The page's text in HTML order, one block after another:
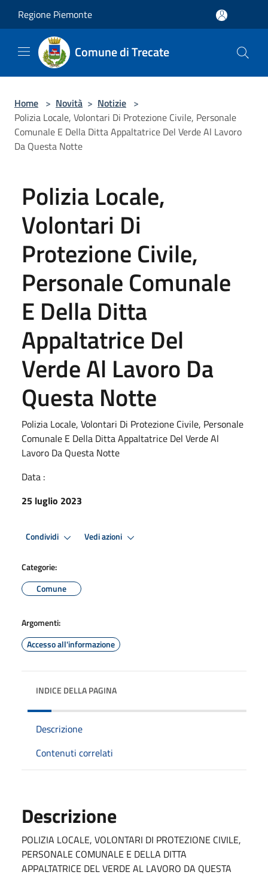
Regione Piemonte
Comune di Trecate
Home > Novità > Notizie >
Polizia Locale, Volontari Di Protezione Civile, Personale
Comunale E Della Ditta Appaltatrice Del Verde Al Lavoro
Da Questa Notte
Polizia Locale,
Volontari Di
Protezione Civile,
Personale Comunale
E Della Ditta
Appaltatrice Del
Verde Al Lavoro Da
Questa Notte
Polizia Locale, Volontari Di Protezione Civile, Personale
Comunale E Della Ditta Appaltatrice Del Verde Al
Lavoro Da Questa Notte
Data :
25 luglio 2023
Condividi Vedi azioni
Categorie:
Comune
Argomenti:
Accesso all'informazione
INDICE DELLA PAGINA
Descrizione
Contenuti correlati
Descrizione
POLIZIA LOCALE, VOLONTARI DI PROTEZIONE CIVILE,
PERSONALE COMUNALE E DELLA DITTA
APPALTATRICE DEL VERDE AL LAVORO DA QUESTA